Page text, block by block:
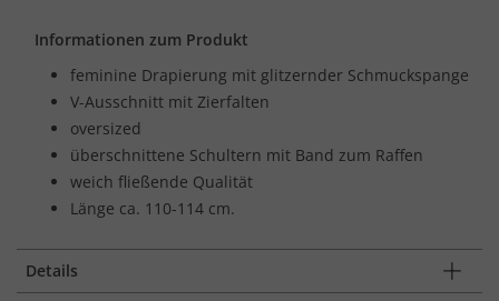
Informationen zum Produkt
feminine Drapierung mit glitzernder Schmuckspange
V-Ausschnitt mit Zierfalten
oversized
überschnittene Schultern mit Band zum Raffen
weich fließende Qualität
Länge ca. 110-114 cm.
Details